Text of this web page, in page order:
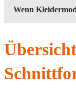
Wenn